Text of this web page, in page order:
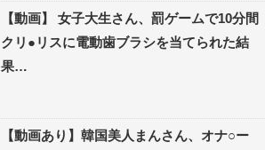
【動画】 女子大生さん、罰ゲームで10分間
クリ●リスに電動歯ブラシを当てられた結
果…
【動画あり】韓国美人まんさん、オナ○ー